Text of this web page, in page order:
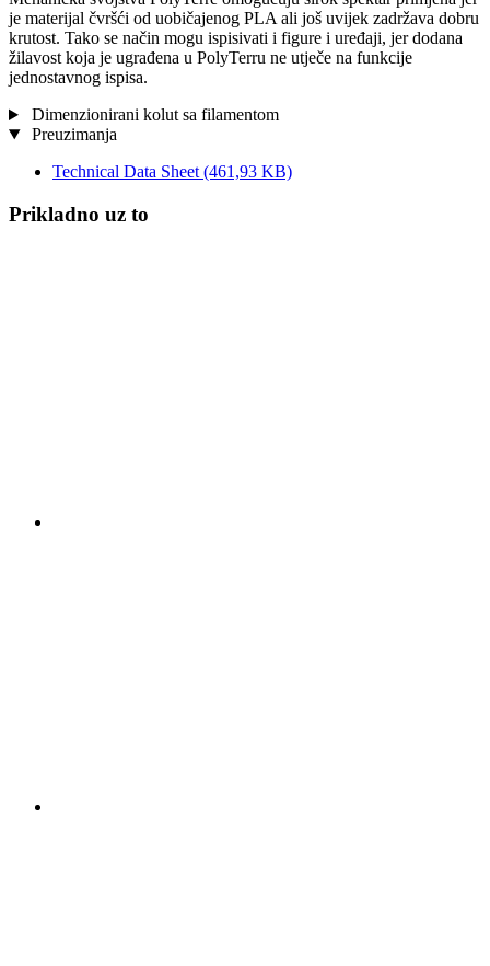
je materijal čvršći od uobičajenog PLA ali još uvijek zadržava dobru
krutost. Tako se način mogu ispisivati i figure i uređaji, jer dodana
žilavost koja je ugrađena u PolyTerru ne utječe na funkcije
jednostavnog ispisa.
Dimenzionirani kolut sa filamentom
Preuzimanja
Technical Data Sheet (461,93 KB)
Prikladno uz to